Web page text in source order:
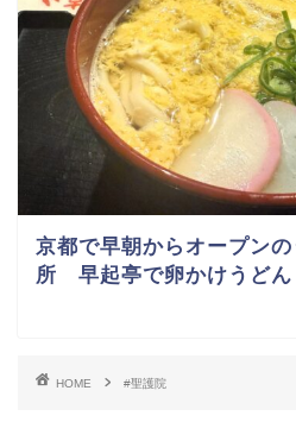
京都で早朝からオープン
所 早起亭で卵かけうどん
HOME #聖護院